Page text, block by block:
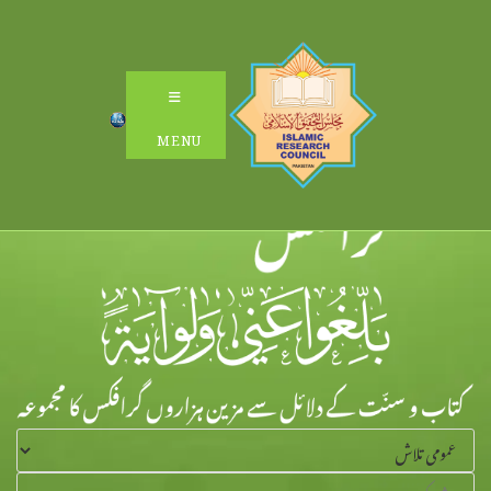
MENU